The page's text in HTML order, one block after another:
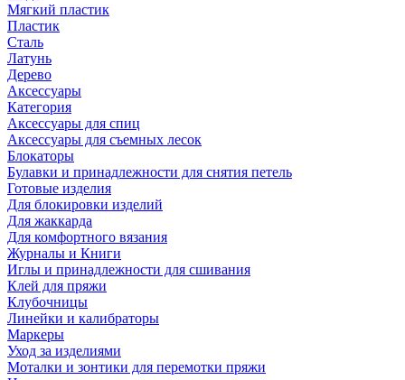
Мягкий пластик
Пластик
Сталь
Латунь
Дерево
Аксессуары
Категория
Аксессуары для спиц
Аксессуары для съемных лесок
Блокаторы
Булавки и принадлежности для снятия петель
Готовые изделия
Для блокировки изделий
Для жаккарда
Для комфортного вязания
Журналы и Книги
Иглы и принадлежности для сшивания
Клей для пряжи
Клубочницы
Линейки и калибраторы
Маркеры
Уход за изделиями
Моталки и зонтики для перемотки пряжи